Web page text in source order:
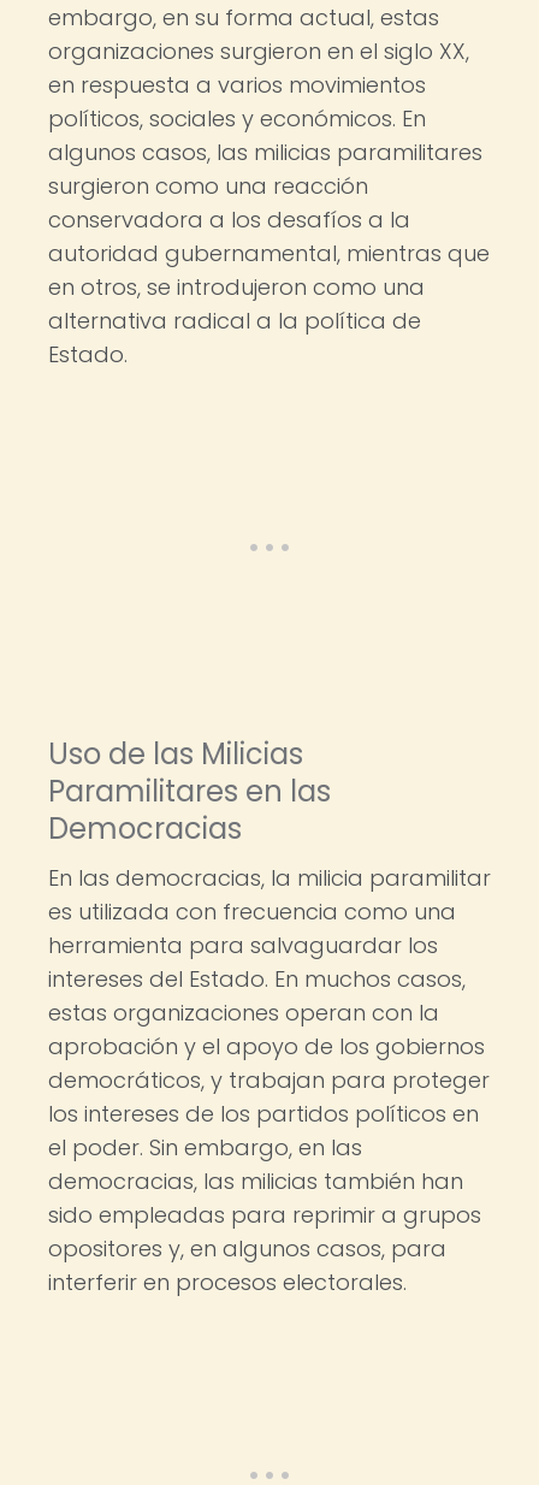
embargo, en su forma actual, estas
organizaciones surgieron en el siglo XX,
en respuesta a varios movimientos
políticos, sociales y económicos. En
algunos casos, las milicias paramilitares
surgieron como una reacción
conservadora a los desafíos a la
autoridad gubernamental, mientras que
en otros, se introdujeron como una
alternativa radical a la política de
Estado.
Uso de las Milicias
Paramilitares en las
Democracias
En las democracias, la milicia paramilitar
es utilizada con frecuencia como una
herramienta para salvaguardar los
intereses del Estado. En muchos casos,
estas organizaciones operan con la
aprobación y el apoyo de los gobiernos
democráticos, y trabajan para proteger
los intereses de los partidos políticos en
el poder. Sin embargo, en las
democracias, las milicias también han
sido empleadas para reprimir a grupos
opositores y, en algunos casos, para
interferir en procesos electorales.